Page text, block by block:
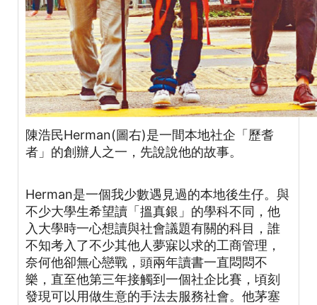
陳浩民Herman(圖右)是一間本地社企「歷耆
者」的創辦人之一，先說說他的故事。
Herman是一個我少數遇見過的本地後生仔。與
不少大學生希望讀「搵真銀」的學科不同，他
入大學時一心想讀與社會議題有關的科目，誰
不知考入了不少其他人夢寐以求的工商管理，
奈何他卻無心戀戰，頭兩年讀書一直悶悶不
樂，直至他第三年接觸到一個社企比賽，頃刻
發現可以用做生意的手法去服務社會。他茅塞